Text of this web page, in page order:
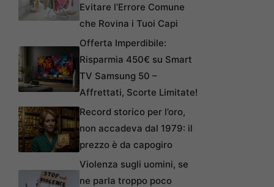
Evitare l’Errore Comune
che Rovina i Tuoi Capi
Offerta Imperdibile:
Risparmia 450€ su Smart
TV Samsung 50 –
Affrettati, Scorte Limitate!
Record storico per l’oro,
non accadeva dal 1979: il
prezzo è da capogiro
Violenza sugli uomini, se
ne parla troppo poco